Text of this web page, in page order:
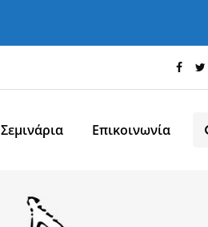
Σεμινάρια Επικοινωνία